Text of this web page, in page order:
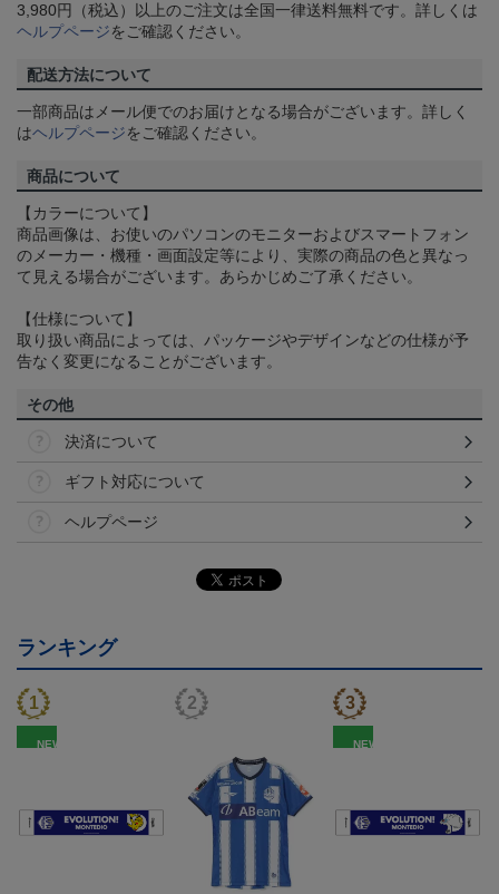
3,980円（税込）以上のご注文は全国一律送料無料です。詳しくは
ヘルプページをご確認ください。
配送方法について
一部商品はメール便でのお届けとなる場合がございます。詳しく
はヘルプページをご確認ください。
商品について
【カラーについて】
商品画像は、お使いのパソコンのモニターおよびスマートフォン
のメーカー・機種・画面設定等により、実際の商品の色と異なっ
て見える場合がございます。あらかじめご了承ください。
【仕様について】
取り扱い商品によっては、パッケージやデザインなどの仕様が予
告なく変更になることがございます。
その他
決済について
ギフト対応について
ヘルプページ
ランキング
NEW NEW